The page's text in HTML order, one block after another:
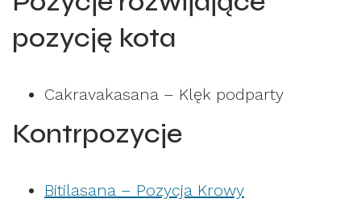
pozycję kota
Cakravakasana – Klęk podparty
Kontrpozycje
Bitilasana – Pozycja Krowy